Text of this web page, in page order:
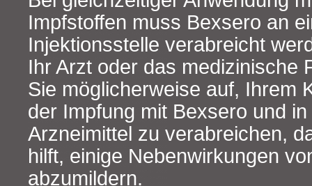
Impfstoffen muss Bexsero an
Injektionsstelle verabreicht
Ihr Arzt oder das medizinische
Sie möglicherweise auf, Ihrem
der Impfung mit Bexsero und
Arzneimittel zu verabreichen,
hilft, einige Nebenwirkungen
abzumildern.